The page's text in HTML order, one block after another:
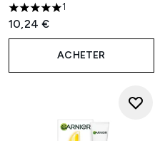
5 étoiles sur un maximum de 5
1
10,24 €
ACHETER